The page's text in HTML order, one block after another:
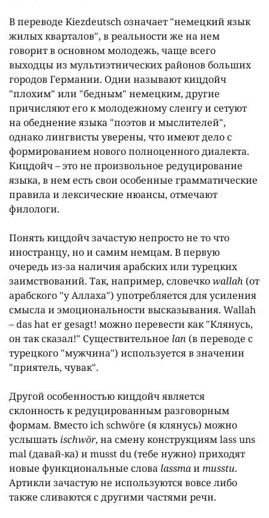
В переводе Kiezdeutsch означает "немецкий язык
жилых кварталов", в реальности же на нем
говорит в основном молодежь, чаще всего
выходцы из мультиэтнических районов больших
городов Германии. Одни называют кицдойч
"плохим" или "бедным" немецким, другие
причисляют его к молодежному сленгу и сетуют
на обеднение языка "поэтов и мыслителей",
однако лингвисты уверены, что имеют дело с
формированием нового полноценного диалекта.
Кицдойч – это не произвольное редуцирование
языка, в нем есть свои особенные грамматические
правила и лексические нюансы, отмечают
филологи.
Понять кицдойч зачастую непросто не то что
иностранцу, но и самим немцам. В первую
очередь из-за наличия арабских или турецких
заимствований. Так, например, словечкоwallah (от
арабского "у Аллаха") употребляется для усиления
смысла и эмоциональности высказывания. Wallah
– das hat er gesagt! можно перевести как "Клянусь,
он так сказал!" Существительное lan (в переводе с
турецкого "мужчина") используется в значении
"приятель, чувак".
Другой особенностью кицдойч является
склонность к редуцированным разговорным
формам. Вместо ich schwöre (я клянусь) можно
услышать ischwör, на смену конструкциям lass uns
mal (давай-ка) и musst du (тебе нужно) приходят
новые функциональные слова lassmaиmusstu.
Артикли зачастую не используются вовсе либо
также сливаются с другими частями речи.